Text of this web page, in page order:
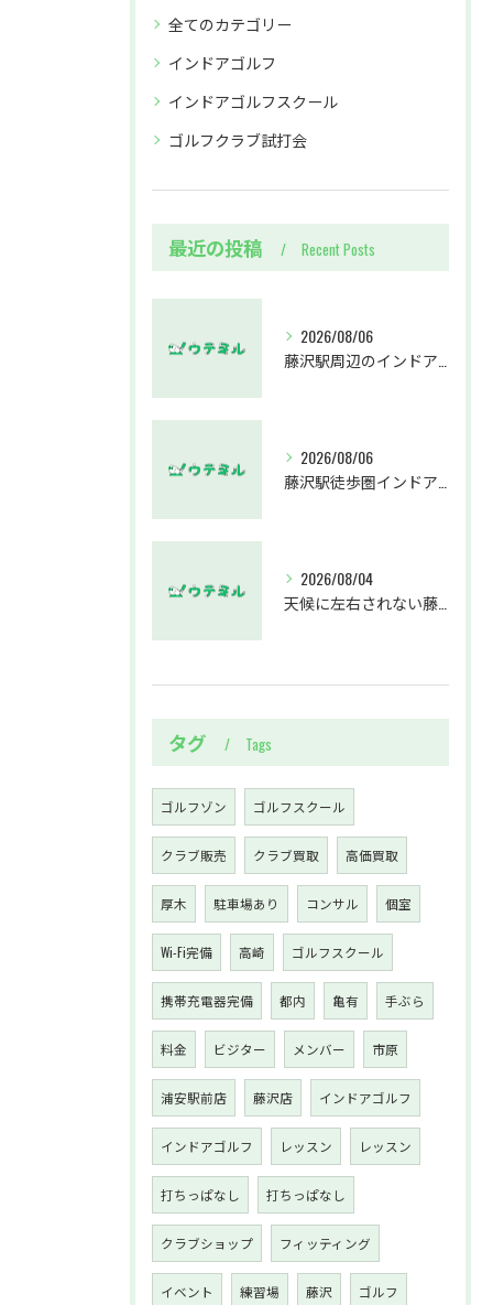
全てのカテゴリー
インドアゴルフ
インドアゴルフスクール
ゴルフクラブ試打会
最近の投稿 Recent Posts
2026/08/06
2026/08/06
2026/08/04
タグ Tags
ゴルフゾン ゴルフスクール
クラブ販売 クラブ買取 高価買取
厚木 駐車場あり コンサル 個室
Wi-Fi完備 高崎 ゴルフスクール
携帯充電器完備 都内 亀有 手ぶら
料金 ビジター メンバー 市原
浦安駅前店 藤沢店 インドアゴルフ
インドアゴルフ レッスン レッスン
打ちっぱなし 打ちっぱなし
クラブショップ フィッティング
イベント 練習場 藤沢 ゴルフ